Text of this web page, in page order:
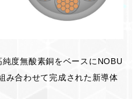
度無酸素銅をベースにNOBU
み合わせて完成された新導体